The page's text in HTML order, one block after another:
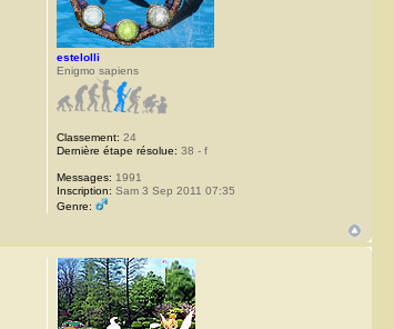
estelolli
Enigmo sapiens
Classement: 24
Dernière étape résolue: 38 - f
Messages: 1991
Inscription: Sam 3 Sep 2011 07:35
Genre: